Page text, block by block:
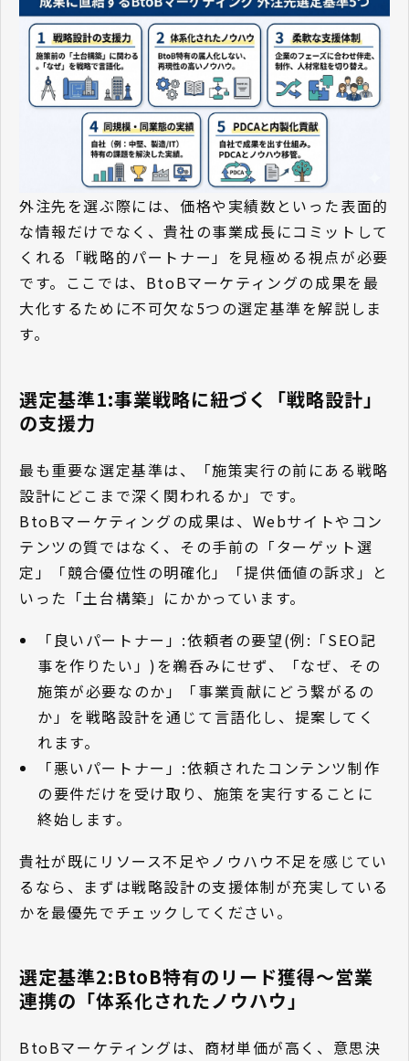
外注先を選ぶ際には、価格や実績数といった表面的
な情報だけでなく、貴社の事業成長にコミットして
くれる「戦略的パートナー」を見極める視点が必要
です。ここでは、BtoBマーケティングの成果を最
大化するために不可欠な5つの選定基準を解説しま
す。
選定基準1:事業戦略に紐づく「戦略設計」
の支援力
最も重要な選定基準は、「施策実行の前にある戦略
設計にどこまで深く関われるか」です。
BtoBマーケティングの成果は、Webサイトやコン
テンツの質ではなく、その手前の「ターゲット選
定」「競合優位性の明確化」「提供価値の訴求」と
いった「土台構築」にかかっています。
「良いパートナー」:依頼者の要望(例:「SEO記
事を作りたい」)を鵜呑みにせず、「なぜ、その
施策が必要なのか」「事業貢献にどう繋がるの
か」を戦略設計を通じて言語化し、提案してく
れます。
「悪いパートナー」:依頼されたコンテンツ制作
の要件だけを受け取り、施策を実行することに
終始します。
貴社が既にリソース不足やノウハウ不足を感じてい
るなら、まずは戦略設計の支援体制が充実している
かを最優先でチェックしてください。
選定基準2:BtoB特有のリード獲得〜営業
連携の「体系化されたノウハウ」
BtoBマーケティングは、商材単価が高く、意思決